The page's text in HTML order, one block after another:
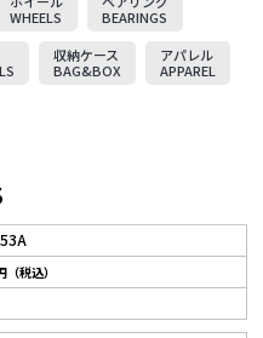
WHEELS
BEARINGS
収納ケース
BAG&BOX
アパレル
APPAREL
（税込）